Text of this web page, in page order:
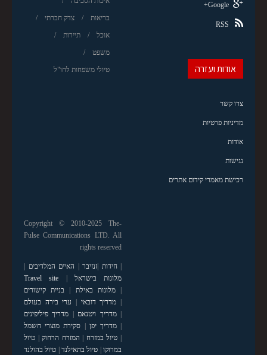
בריאות צדק חברתי
אוכל תיירות
משפט
טיולי משפחות לחו"ל
Google+
RSS
אודות ועזרה
צרו קשר
מדיניות פרטיות
אודות
נגישות
רכישת מאמרי קידום אתרים
Copyright © 2010-2025 The-
Pulse Communications LTD. All
rights reserved
|חידות זנזיבר האיים המלדיבים
מלונות בישראל
Travel site
|מלונות באילת
בניית קישורים
מדריך דובאי
ערי בירה בעולם
|מדריך ויטנאם
מדריך פיליפינים
|מדריך יפן
סקירת מוצרי חשמל
טיול במזרח המזרח הרחוק| טיול
במרוקו| טיול בתאילנד| טיול בהולנד